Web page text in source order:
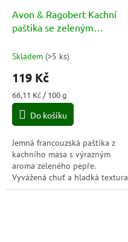
Avon & Ragobert Kachní
paštika se zeleným
Skladem (>5 ks)
119 Kč
Měrná
cena:
66,11 Kč / 100 g
Do košíku
Jemná francouzská paštika z
kachního masa s výrazným
aroma zeleného pepře.
Vyvážená chuť a hladká textura
pro opravdové gurmány.